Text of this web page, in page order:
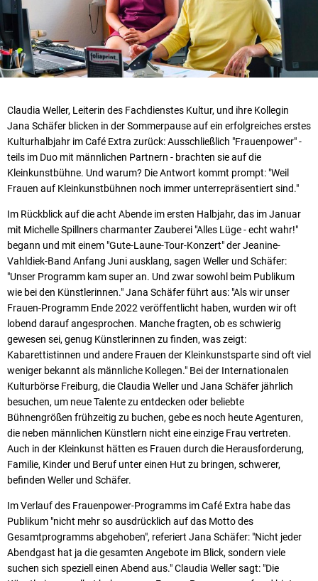
Claudia Weller, Leiterin des Fachdienstes Kultur, und ihre Kollegin
Jana Schäfer blicken in der Sommerpause auf ein erfolgreiches erstes
Kulturhalbjahr im Café Extra zurück: Ausschließlich "Frauenpower" -
teils im Duo mit männlichen Partnern - brachten sie auf die
Kleinkunstbühne. Und warum? Die Antwort kommt prompt: "Weil
Frauen auf Kleinkunstbühnen noch immer unterrepräsentiert sind."
Im Rückblick auf die acht Abende im ersten Halbjahr, das im Januar
mit Michelle Spillners charmanter Zauberei "Alles Lüge - echt wahr!"
begann und mit einem "Gute-Laune-Tour-Konzert" der Jeanine-
Vahldiek-Band Anfang Juni ausklang, sagen Weller und Schäfer:
"Unser Programm kam super an. Und zwar sowohl beim Publikum
wie bei den Künstlerinnen." Jana Schäfer führt aus: "Als wir unser
Frauen-Programm Ende 2022 veröffentlicht haben, wurden wir oft
lobend darauf angesprochen. Manche fragten, ob es schwierig
gewesen sei, genug Künstlerinnen zu finden, was zeigt:
Kabarettistinnen und andere Frauen der Kleinkunstsparte sind oft viel
weniger bekannt als männliche Kollegen." Bei der Internationalen
Kulturbörse Freiburg, die Claudia Weller und Jana Schäfer jährlich
besuchen, um neue Talente zu entdecken oder beliebte
Bühnengrößen frühzeitig zu buchen, gebe es noch heute Agenturen,
die neben männlichen Künstlern nicht eine einzige Frau vertreten.
Auch in der Kleinkunst hätten es Frauen durch die Herausforderung,
Familie, Kinder und Beruf unter einen Hut zu bringen, schwerer,
befinden Weller und Schäfer.
Im Verlauf des Frauenpower-Programms im Café Extra habe das
Publikum "nicht mehr so ausdrücklich auf das Motto des
Gesamtprogramms abgehoben", referiert Jana Schäfer: "Nicht jeder
Abendgast hat ja die gesamten Angebote im Blick, sondern viele
suchen sich speziell einen Abend aus." Claudia Weller sagt: "Die